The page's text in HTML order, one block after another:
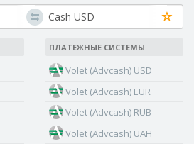
ПЛАТЕЖНЫЕ СИСТЕМЫ
Volet (Advcash) USD
Volet (Advcash) EUR
Volet (Advcash) RUB
Volet (Advcash) UAH